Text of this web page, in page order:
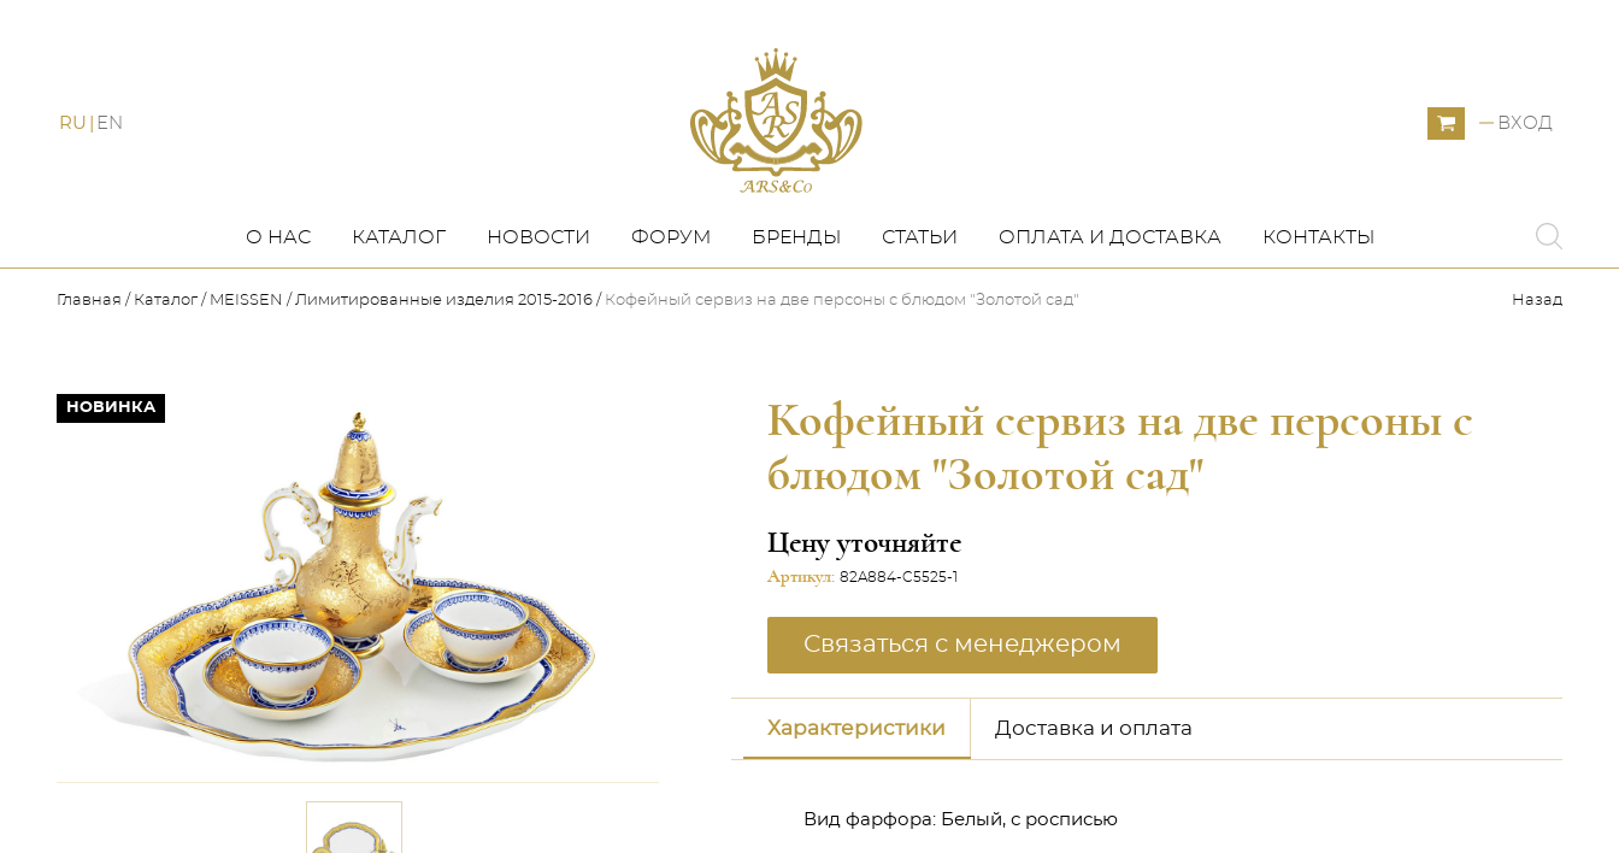
RU EN ВХОД
О НАС КАТАЛОГ НОВОСТИ ФОРУМ БРЕНДЫ СТАТЬИ ОПЛАТА И ДОСТАВКА КОНТАКТЫ
Главная Каталог MEISSEN Лимитированные изделия 2015-2016 Кофейный сервиз на две персоны с блюдом "Золотой сад" Назад
НОВИНКА
Кофейный сервиз на две персоны с
блюдом "Золотой сад"
Цену уточняйте
Артикул: 82A884-C5525-1
Связаться с менеджером
Характеристики Доставка и оплата
Вид фарфора: Белый, с росписью